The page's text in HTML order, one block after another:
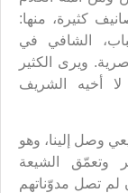
كثيرة، منها:
الشافي في
ويرى الكثير
أخيه الشريف
وصل إلينا، وهو
وتعمّق الشيعة
تصل مدوّناتهم